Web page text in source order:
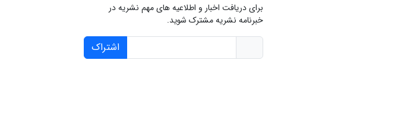
برای دریافت اخبار و اطلاعیه های مهم نشریه در
خبرنامه نشریه مشترک شوید.
اشتراک